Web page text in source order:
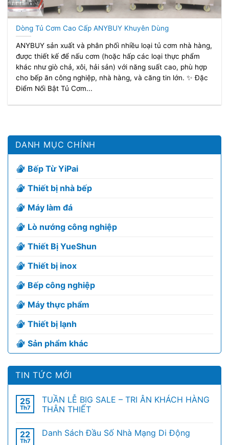
Dòng Tủ Cơm Cao Cấp ANYBUY Khuyên Dùng
ANYBUY sản xuất và phân phối nhiều loại tủ cơm nhà hàng,
được thiết kế để nấu cơm (hoặc hấp các loại thực phẩm
khác như giò chả, xôi, hải sản) với năng suất cao, phù hợp
cho bếp ăn công nghiệp, nhà hàng, và căng tin lớn. ✨ Đặc
Điểm Nổi Bật Tủ Cơm...
DANH MỤC CHÍNH
Bếp Từ YiPai
Thiết bị nhà bếp
Máy làm đá
Lò nướng công nghiệp
Thiết Bị YueShun
Thiết bị inox
Bếp công nghiệp
Máy thực phẩm
Thiết bị lạnh
Sản phẩm khác
TIN TỨC MỚI
25
Th7
TUẦN LỄ BIG SALE – TRI ÂN KHÁCH HÀNG
THÂN THIẾT
22
Th7
Danh Sách Đầu Số Nhà Mạng Di Động